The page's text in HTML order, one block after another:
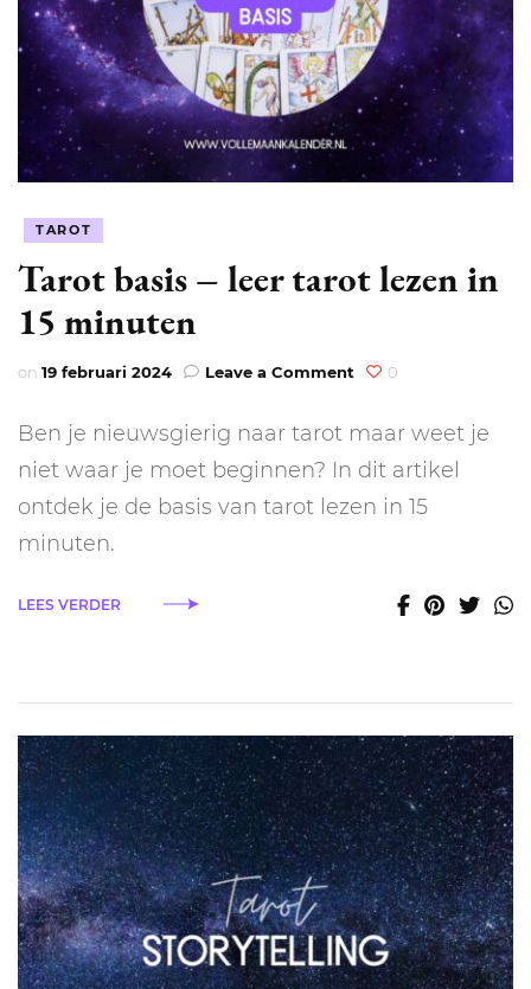
TAROT
Tarot basis – leer tarot lezen in
15 minuten
on 19 februari 2024 Leave a Comment on
–
leer
lezen
0
Ben je nieuwsgierig naar tarot maar weet je
niet waar je moet beginnen? In dit artikel
ontdek je de basis van tarot lezen in 15
minuten.
LEES VERDER